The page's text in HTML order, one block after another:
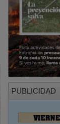
PUBLICIDAD